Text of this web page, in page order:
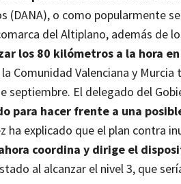
(DANA), o como popularmente
del Altiplano, además de
los 80 kilómetros a la hora
Valenciana y Murcia
septiembre. El delegado del
para hacer frente a una
ha explicado que el plan contra
coordina y dirige el
al alcanzar el nivel 3, que